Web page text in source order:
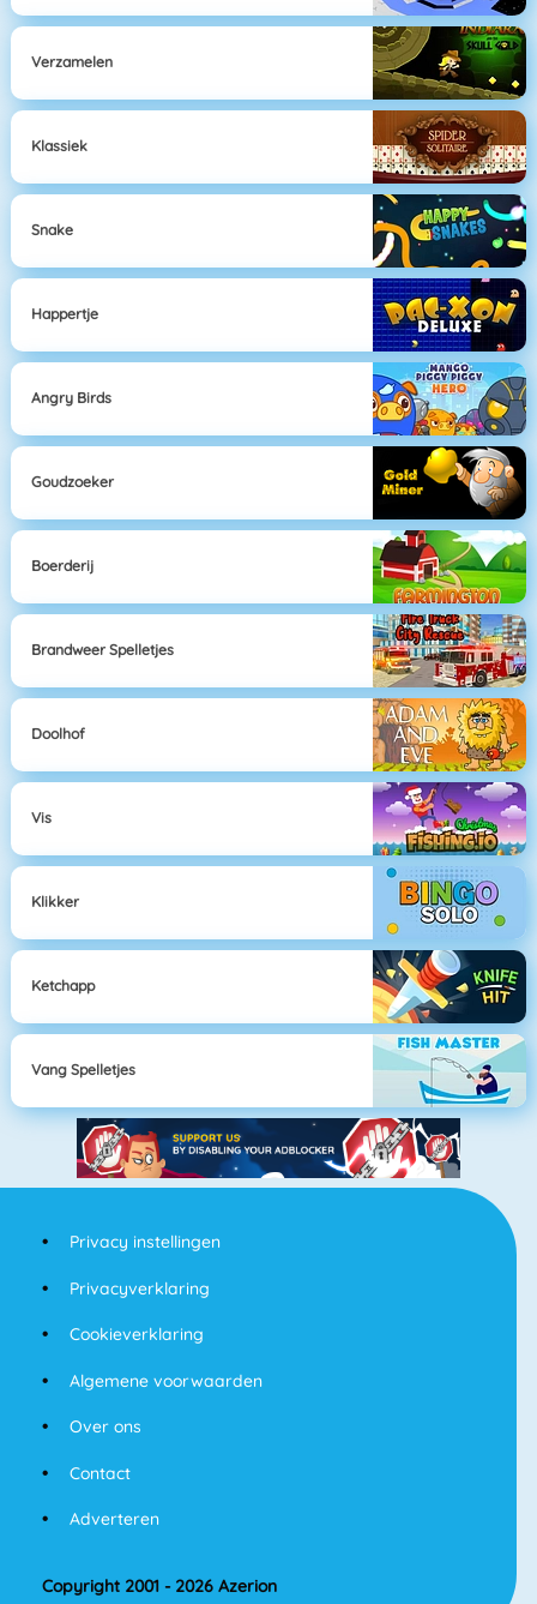
Verzamelen
Klassiek
Snake
Happertje
Angry Birds
Goudzoeker
Boerderij
Brandweer Spelletjes
Doolhof
Vis
Klikker
Ketchapp
Vang Spelletjes
Privacy instellingen
Privacyverklaring
Cookieverklaring
Algemene voorwaarden
Over ons
Contact
Adverteren
Copyright 2001 - 2026 Azerion